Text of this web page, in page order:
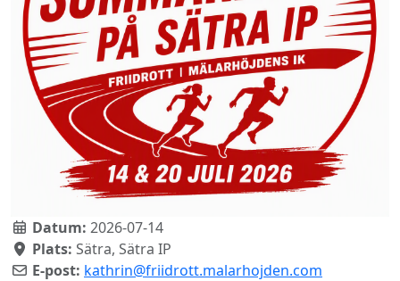
Datum: 2026-07-14
Plats: Sätra, Sätra IP
E-post: kathrin@friidrott.malarhojden.com